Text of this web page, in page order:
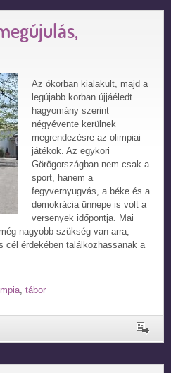
Az ókorban kialakult, majd a
legújabb korban újjáéledt
hagyomány szerint
négyévente kerülnek
megrendezésre az olimpiai
játékok. Az egykori
Görögországban nem csak a
sport, hanem a
fegyvernyugvás, a béke és a
demokrácia ünnepe is volt a
versenyek időpontja. Mai
nagyobb szükség van arra,
cél érdekében találkozhassanak a
, tábor